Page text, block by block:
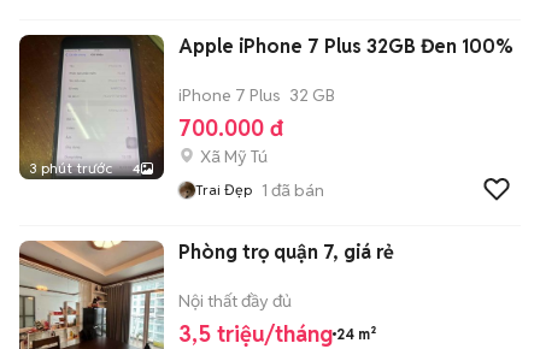
3 phút trước 4
Apple iPhone 7 Plus 32GB Đen 100%
iPhone 7 Plus 32 GB
700.000 đ
Xã Mỹ Tú
Trai Đẹp 1 đã bán
Phòng trọ quận 7, giá rẻ
Nội thất đầy đủ
3,5 triệu/tháng 24 m²